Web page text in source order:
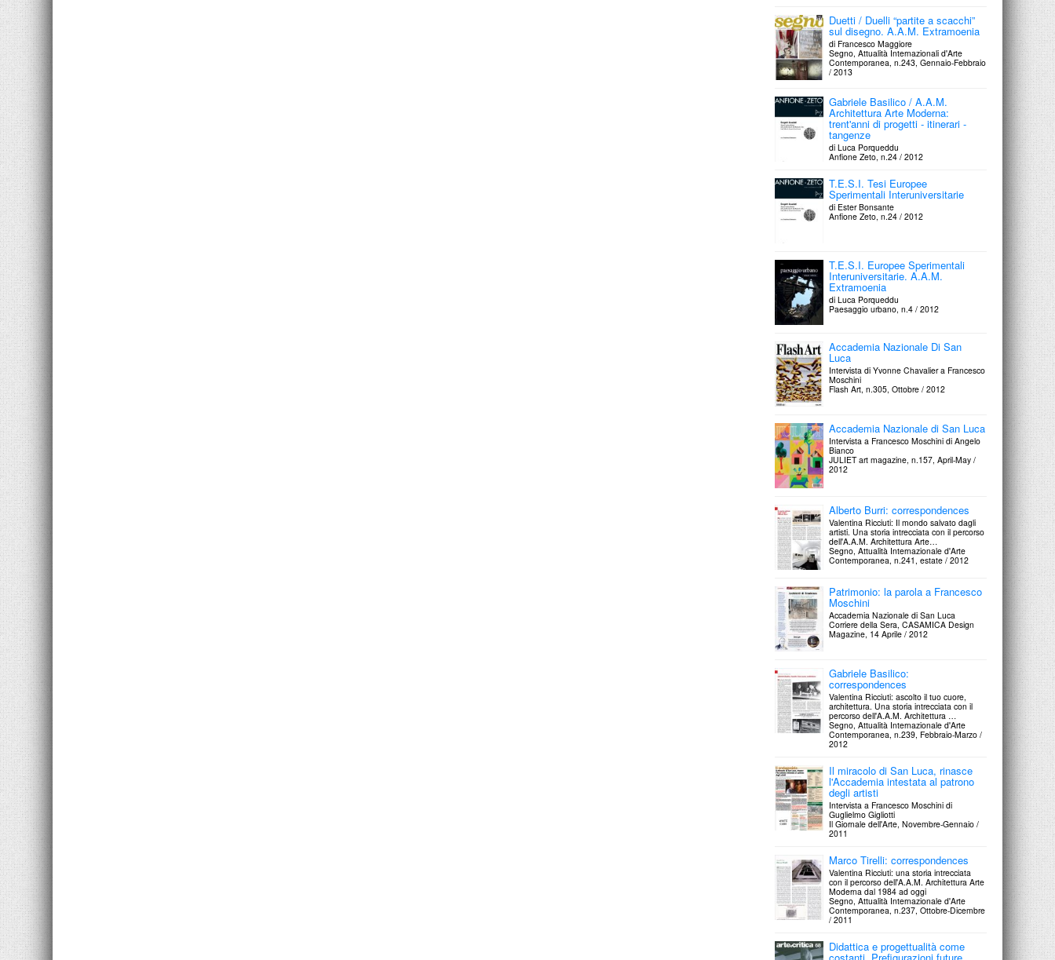
Duetti / Duelli “partite a scacchi”
sul disegno. A.A.M. Extramoenia
di Francesco Maggiore
Segno, Attualità Internazionali d'Arte
Contemporanea, n.243, Gennaio-Febbraio
/ 2013
Gabriele Basilico / A.A.M.
Architettura Arte Moderna:
trent'anni di progetti - itinerari -
tangenze
di Luca Porqueddu
Anfione Zeto, n.24 / 2012
T.E.S.I. Tesi Europee
Sperimentali Interuniversitarie
di Ester Bonsante
Anfione Zeto, n.24 / 2012
T.E.S.I. Europee Sperimentali
Interuniversitarie. A.A.M.
Extramoenia
di Luca Porqueddu
Paesaggio urbano, n.4 / 2012
Accademia Nazionale Di San
Luca
Intervista di Yvonne Chavalier a Francesco
Moschini
Flash Art, n.305, Ottobre / 2012
Accademia Nazionale di San Luca
Intervista a Francesco Moschini di Angelo
Bianco
JULIET art magazine, n.157, April-May /
2012
Alberto Burri: correspondences
Valentina Ricciuti: Il mondo salvato dagli
artisti. Una storia intrecciata con il percorso
dell'A.A.M. Architettura Arte…
Segno, Attualità Internazionale d'Arte
Contemporanea, n.241, estate / 2012
Patrimonio: la parola a Francesco
Moschini
Accademia Nazionale di San Luca
Corriere della Sera, CASAMICA Design
Magazine, 14 Aprile / 2012
Gabriele Basilico:
correspondences
Valentina Ricciuti: ascolto il tuo cuore,
architettura. Una storia intrecciata con il
percorso dell'A.A.M. Architettura …
Segno, Attualità Internazionale d'Arte
Contemporanea, n.239, Febbraio-Marzo /
2012
Il miracolo di San Luca, rinasce
l'Accademia intestata al patrono
degli artisti
Intervista a Francesco Moschini di
Guglielmo Gigliotti
Il Giornale dell'Arte, Novembre-Gennaio /
2011
Marco Tirelli: correspondences
Valentina Ricciuti: una storia intrecciata
con il percorso dell'A.A.M. Architettura Arte
Moderna dal 1984 ad oggi
Segno, Attualità Internazionale d'Arte
Contemporanea, n.237, Ottobre-Dicembre
/ 2011
Didattica e progettualità come